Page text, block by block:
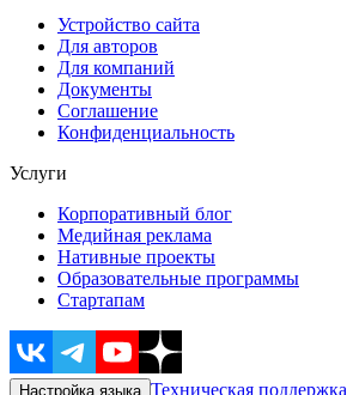
Устройство сайта
Для авторов
Для компаний
Документы
Соглашение
Конфиденциальность
Услуги
Корпоративный блог
Медийная реклама
Нативные проекты
Образовательные программы
Стартапам
Настройка языка Техническая поддержка